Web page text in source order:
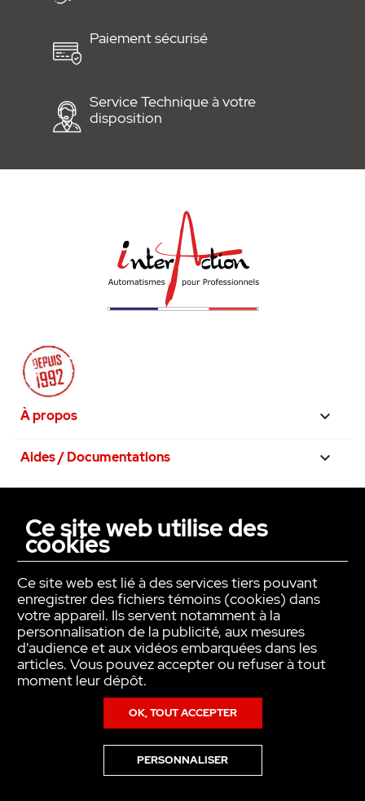
Paiement sécurisé
Service Technique à votre
disposition
À propos 
Aides / Documentations 
La confiance avant tout
Ce site web utilise des
cookies
Ce site web est lié à des services tiers pouvant
enregistrer des fichiers témoins (cookies) dans
votre appareil. Ils servent notamment à la
personnalisation de la publicité, aux mesures
d'audience et aux vidéos embarquées dans les
articles. Vous pouvez accepter ou refuser à tout
moment leur dépôt.
OK, TOUT ACCEPTER
PERSONNALISER
Pour en savoir plus sur notre politique en matière de cookies,consultez